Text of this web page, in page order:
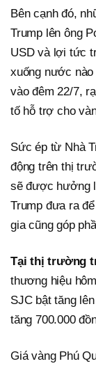
Bên cạnh đó,
Trump lên ông
USD và lợi tức
xuống nước
vào đêm 22/7,
tố hỗ trợ cho
Sức ép từ Nhà
động trên thị
sẽ được hưởng
Trump đưa ra
gia cũng góp
Tại thị trường
thương hiệu
SJC bật tăng
tăng 700.000
Giá vàng Phú